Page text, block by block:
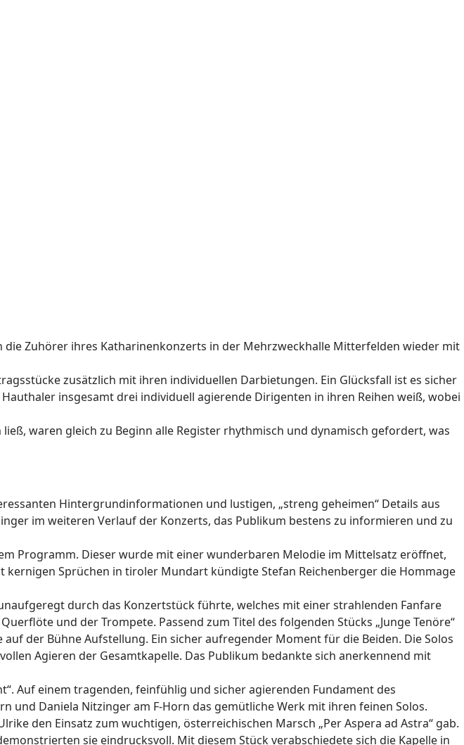
Zuhörer ihres Katharinenkonzerts in der Mehrzweckhalle Mitterfelden wieder mit
zusätzlich mit ihren individuellen Darbietungen. Ein Glücksfall ist es sicher
insgesamt drei individuell agierende Dirigenten in ihren Reihen weiß, wobei
waren gleich zu Beginn alle Register rhythmisch und dynamisch gefordert, was
Hintergrundinformationen und lustigen, „streng geheimen“ Details aus
im weiteren Verlauf der Konzerts, das Publikum bestens zu informieren und zu
Programm. Dieser wurde mit einer wunderbaren Melodie im Mittelsatz eröffnet,
Sprüchen in tiroler Mundart kündigte Stefan Reichenberger die Hommage
durch das Konzertstück führte, welches mit einer strahlenden Fanfare
und der Trompete. Passend zum Titel des folgenden Stücks „Junge Tenöre“
der Bühne Aufstellung. Ein sicher aufregender Moment für die Beiden. Die Solos
Agieren der Gesamtkapelle. Das Publikum bedankte sich anerkennend mit
Auf einem tragenden, feinfühlig und sicher agierenden Fundament des
und Daniela Nitzinger am F-Horn das gemütliche Werk mit ihren feinen Solos.
den Einsatz zum wuchtigen, österreichischen Marsch „Per Aspera ad Astra“ gab.
sie eindrucksvoll. Mit diesem Stück verabschiedete sich die Kapelle in